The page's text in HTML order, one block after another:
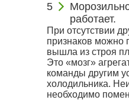
работает.
При отсутствии
признаков можно
вышла из строя
Это «мозг»
команды другим
холодильника.
необходимо